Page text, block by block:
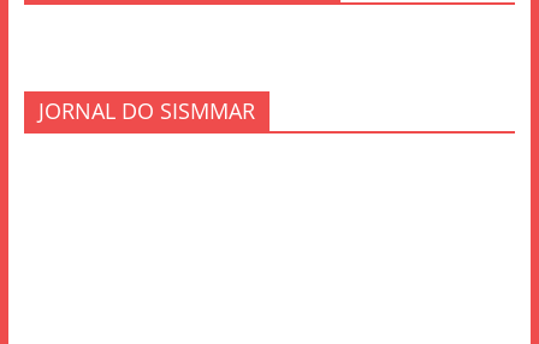
JORNAL DO SISMMAR